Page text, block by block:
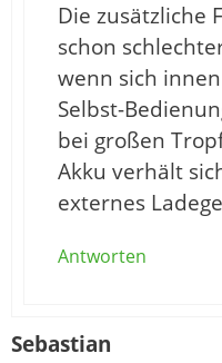
Die zusätzliche
schon
wenn sich
Selbst-
bei großen
Akku verhält
externes
Antworten
Sebastian